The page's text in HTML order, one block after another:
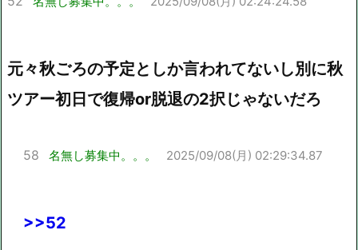
元々秋ごろの予定としか言われてないし別に秋
ツアー初日で復帰or脱退の2択じゃないだろ
58 名無し募集中。。。 2025/09/08(月) 02:29:34.87
>>52